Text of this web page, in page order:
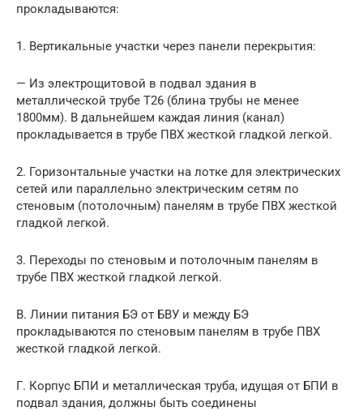
прокладываются:
1. Вертикальные участки через панели перекрытия:
— Из электрощитовой в подвал здания в
металлической трубе Т26 (блина трубы не менее
1800мм). В дальнейшем каждая линия (канал)
прокладывается в трубе ПВХ жесткой гладкой легкой.
2. Горизонтальные участки на лотке для электрических
сетей или параллельно электрическим сетям по
стеновым (потолочным) панелям в трубе ПВХ жесткой
гладкой легкой.
3. Переходы по стеновым и потолочным панелям в
трубе ПВХ жесткой гладкой легкой.
B. Линии питания БЭ от БВУ и между БЭ
прокладываются по стеновым панелям в трубе ПВХ
жесткой гладкой легкой.
Г. Корпус БПИ и металлическая труба, идущая от БПИ в
подвал здания, должны быть соединены